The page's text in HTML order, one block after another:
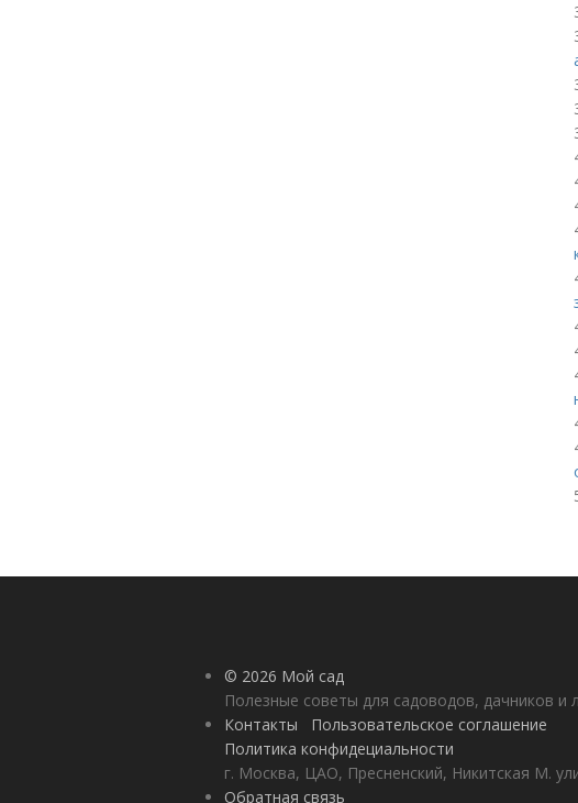
© 2026 Мой сад
Полезные советы для садоводов, дачников и
Контакты
Пользовательское соглашение
Политика конфидециальности
г. Москва, ЦАО, Пресненский, Никитская М.
Обратная связь